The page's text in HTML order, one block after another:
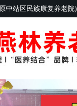
中站区民族康复养老院)